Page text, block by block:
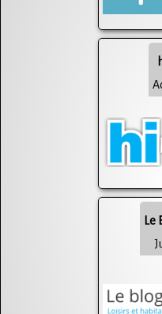
Le